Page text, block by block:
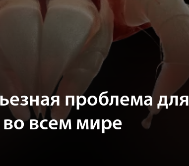
проблема для
всем мире